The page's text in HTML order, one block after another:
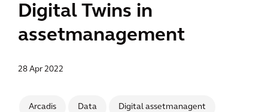
Digital Twins in
assetmanagement
28 Apr 2022
Arcadis Data Digital assetmanagent